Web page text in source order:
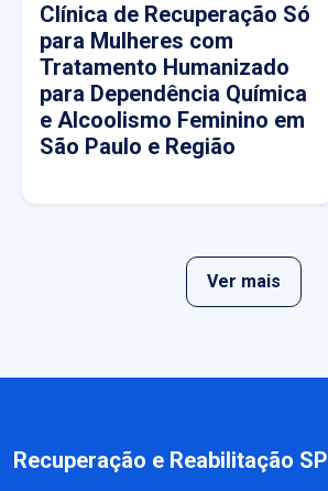
Clínica de Recuperação Só
para Mulheres com
Tratamento Humanizado
para Dependência Química
e Alcoolismo Feminino em
São Paulo e Região
Ver mais
Recuperação e Reabilitação SP